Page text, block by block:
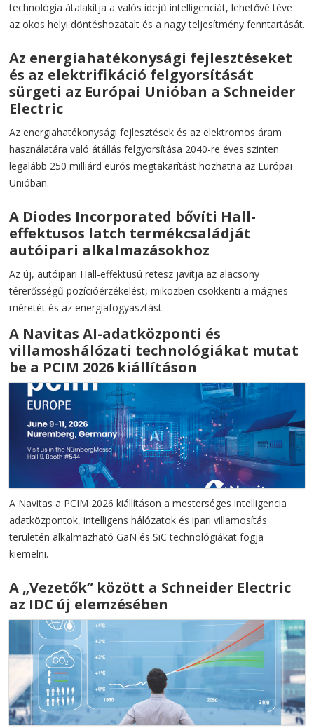
technológia átalakítja a valós idejű intelligenciát, lehetővé téve
az okos helyi döntéshozatalt és a nagy teljesítmény fenntartását.
Az energiahatékonysági fejlesztéseket
és az elektrifikáció felgyorsítását
sürgeti az Európai Unióban a Schneider
Electric
Az energiahatékonysági fejlesztések és az elektromos áram
használatára való átállás felgyorsítása 2040-re éves szinten
legalább 250 milliárd eurós megtakarítást hozhatna az Európai
Unióban.
A Diodes Incorporated bővíti Hall-
effektusos latch termékcsaládját
autóipari alkalmazásokhoz
Az új, autóipari Hall-effektusú retesz javítja az alacsony
térerősségű pozícióérzékelést, miközben csökkenti a mágnes
méretét és az energiafogyasztást.
A Navitas AI-adatközponti és
villamoshálózati technológiákat mutat
be a PCIM 2026 kiállításon
A Navitas a PCIM 2026 kiállításon a mesterséges intelligencia
adatközpontok, intelligens hálózatok és ipari villamosítás
területén alkalmazható GaN és SiC technológiákat fogja
kiemelni.
A „Vezetők” között a Schneider Electric
az IDC új elemzésében